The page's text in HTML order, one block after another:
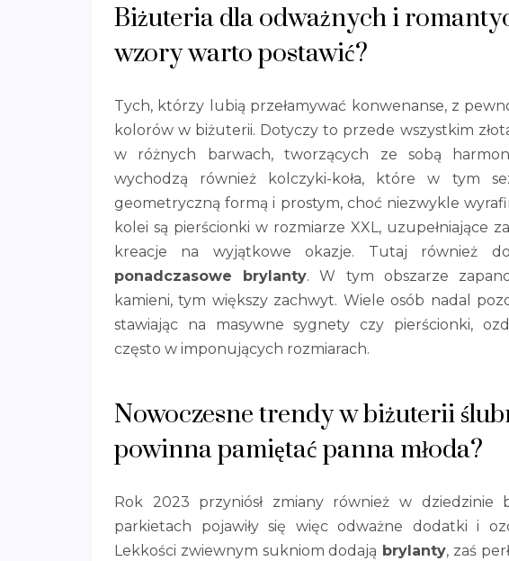
Biżuteria dla odważnych i
wzory warto postawić?
Tych, którzy lubią przełamywać konwenanse, z
kolorów w biżuterii. Dotyczy to przede wszystkim
w różnych barwach, tworzących ze sobą
wychodzą również kolczyki-koła, które w tym
geometryczną formą i prostym, choć niezwykle
kolei są pierścionki w rozmiarze XXL, uzupełniające
kreacje na wyjątkowe okazje. Tutaj również
ponadczasowe brylanty. W tym obszarze
kamieni, tym większy zachwyt. Wiele osób nadal
stawiając na masywne sygnety czy pierścionki,
często w imponujących rozmiarach.
Nowoczesne trendy w biżuterii
powinna pamiętać panna młoda?
Rok 2023 przyniósł zmiany również w dziedzinie
parkietach pojawiły się więc odważne dodatki i
Lekkości zwiewnym sukniom dodają brylanty, zaś